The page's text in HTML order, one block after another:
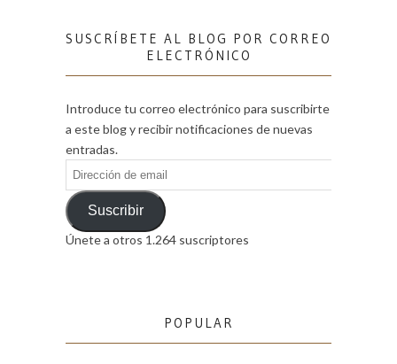
SUSCRÍBETE AL BLOG POR CORREO
ELECTRÓNICO
Introduce tu correo electrónico para suscribirte
a este blog y recibir notificaciones de nuevas
entradas.
Dirección
de
emailSuscribir
Únete a otros 1.264 suscriptores
POPULAR